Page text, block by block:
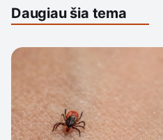
Daugiau šia tema